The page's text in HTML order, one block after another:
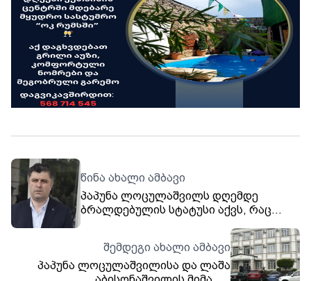
წინა ახალი ამბავი
პაპუნა ლოცულაშვილს დღემდე
ბრალდებულის სტატუსი აქვს, რაც
გამოძიებისთვის გამოწვევაა. ამ
გამოწვევას სახელმწიფომ და
გამოძიებამ ადეკვატურად უნდა
შემდეგი ახალი ამბავი
პაპუნა ლოცულაშვილისა და ლაშა